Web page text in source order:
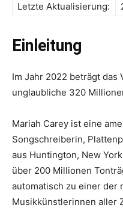
Letzte Aktualisierung:
Einleitung
Im Jahr 2022 beträgt das
unglaubliche 320
Mariah Carey ist eine
Songschreiberin,
aus Huntington, New
über 200 Millionen
automatisch zu einer der
Musikkünstlerinnen aller